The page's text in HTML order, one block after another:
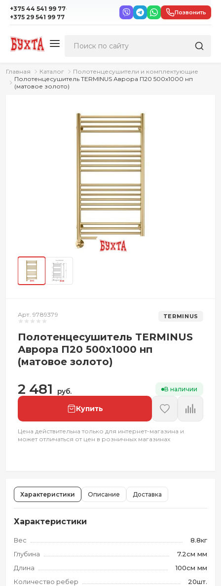
+375 44 541 99 77·
+375 29 541 99 77
Позвонить
Главная Каталог
Полотенцесушители и комплектующие
Полотенцесушитель TERMINUS Аврора П20 500x1000 нп
(матовое золото)
Арт. 9789379 TERMINUS
Полотенцесушитель TERMINUS
Аврора П20 500x1000 нп
(матовое золото)
2 481 руб. В наличии
Купить
Цена действительна только для интернет-магазина и
может отличаться от цен в розничных магазинах
Характеристики Описание Доставка
Характеристики
Вес
8.8кг
Глубина
7.2см мм
Длина
100см мм
Количество ребер
20шт.